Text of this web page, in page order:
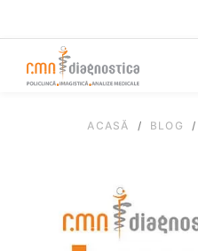
ACASĂ / BLOG /